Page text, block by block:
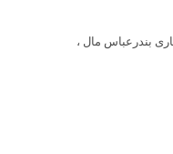
بندرعباس مال ،